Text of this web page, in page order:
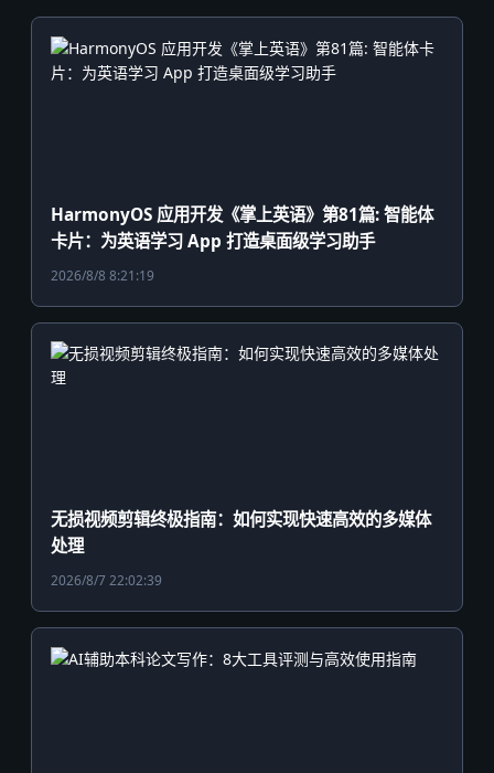
HarmonyOS 应用开发《掌上英语》第81篇: 智能体
卡片：为英语学习 App 打造桌面级学习助手
2026/8/8 8:21:19
无损视频剪辑终极指南：如何实现快速高效的多媒体
处理
2026/8/7 22:02:39